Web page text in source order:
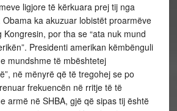
ligjore të kërkuara prej tij nga
ka akuzuar lobistët proarmëve
por tha se “ata nuk mund
Presidenti amerikan këmbënguli
mundshme të mbështetej
në mënyrë që të tregohej se po
frekuencën në rritje të të
armë në SHBA, gjë që sipas tij është